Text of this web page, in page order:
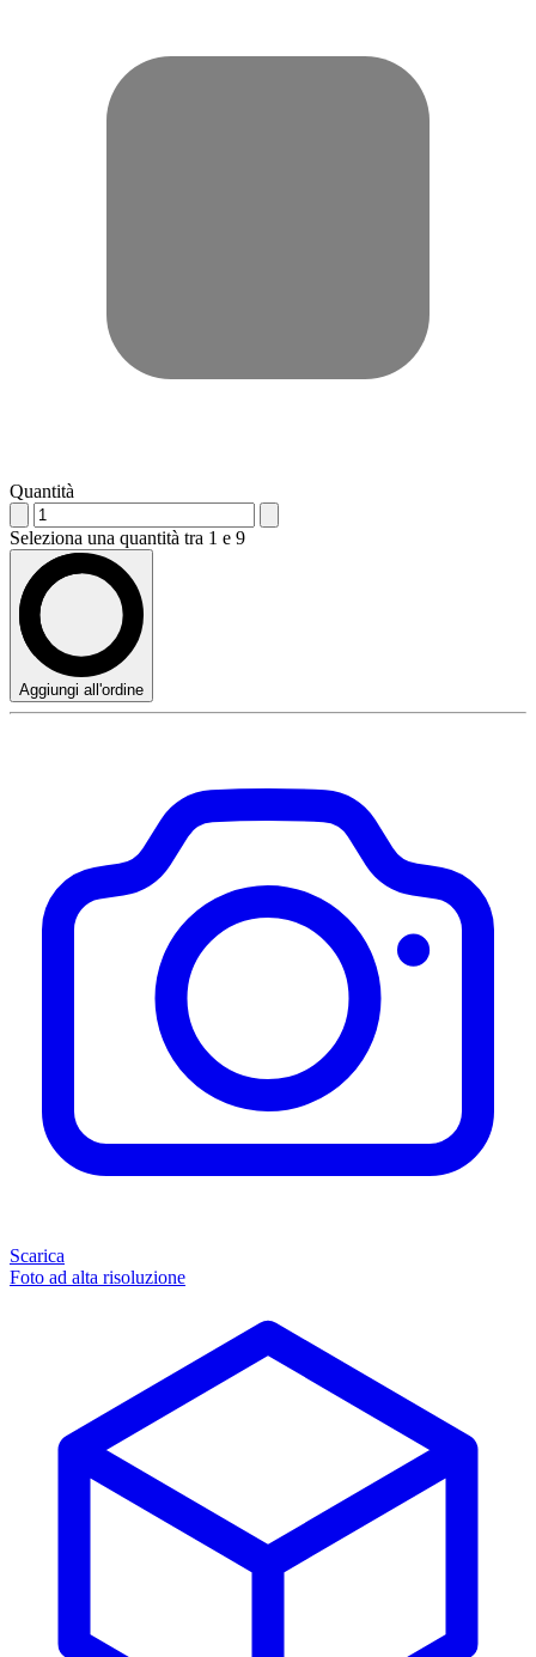
Quantità
Seleziona una quantità tra 1 e 9
Aggiungi all'ordine
Scarica
Foto ad alta risoluzione